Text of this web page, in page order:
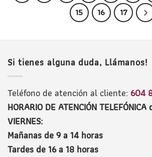
15
16 17
Si tienes alguna duda, Llámanos!
Teléfono de atención al cliente: 604
HORARIO DE ATENCIÓN TELEFÓNICA
VIERNES:
Mañanas de 9 a 14 horas
Tardes de 16 a 18 horas